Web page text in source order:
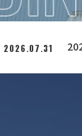
2026.04.11 【